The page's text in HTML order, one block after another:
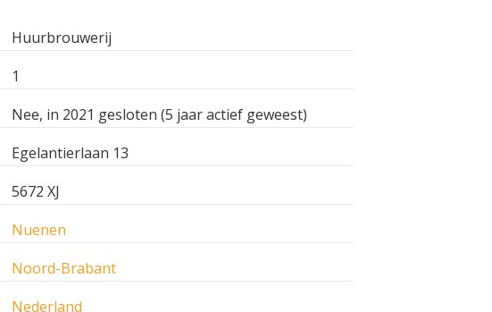
Huurbrouwerij
1
Nee, in 2021 gesloten (5 jaar actief geweest)
Egelantierlaan 13
5672 XJ
Nuenen
Noord-Brabant
Nederland